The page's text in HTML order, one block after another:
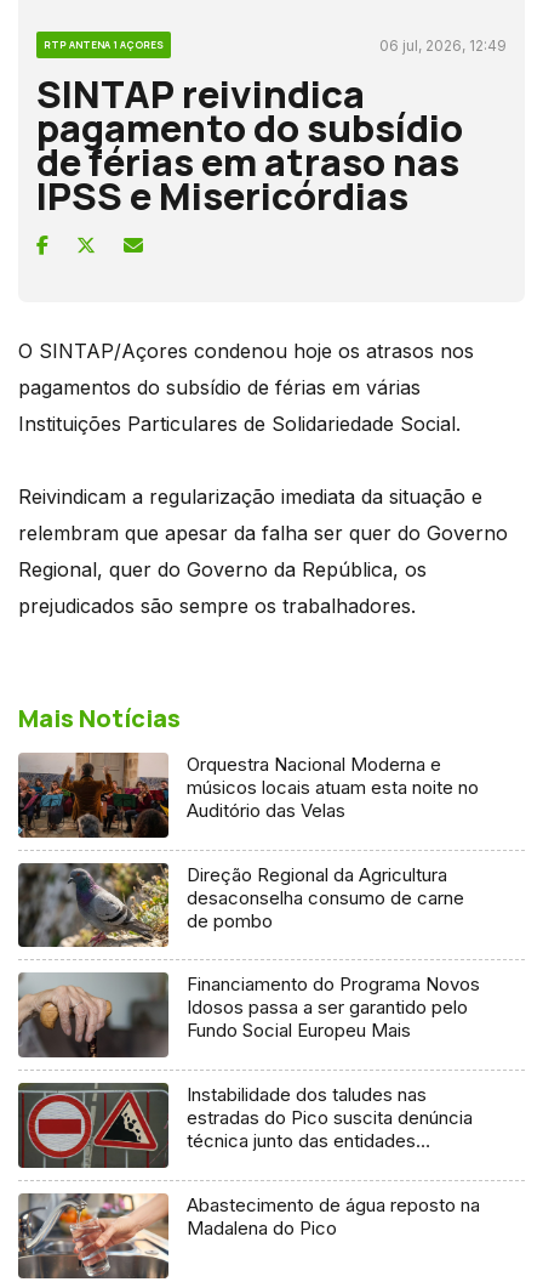
RTP ANTENA 1 AÇORES 06 jul, 2026, 12:49
SINTAP reivindica
pagamento do subsídio
de férias em atraso nas
IPSS e Misericórdias
O SINTAP/Açores condenou hoje os atrasos nos
pagamentos do subsídio de férias em várias
Instituições Particulares de Solidariedade Social.
Reivindicam a regularização imediata da situação e
relembram que apesar da falha ser quer do Governo
Regional, quer do Governo da República, os
prejudicados são sempre os trabalhadores.
Mais Notícias
Orquestra Nacional Moderna e
músicos locais atuam esta noite no
Auditório das Velas
Direção Regional da Agricultura
desaconselha consumo de carne
de pombo
Financiamento do Programa Novos
Idosos passa a ser garantido pelo
Fundo Social Europeu Mais
Instabilidade dos taludes nas
estradas do Pico suscita denúncia
técnica junto das entidades
Abastecimento de água reposto na
Madalena do Pico